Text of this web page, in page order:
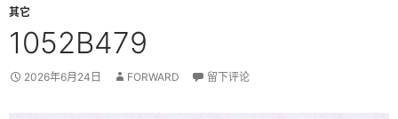
其它
1052B479
2026年6月24日 FORWARD 留下评论